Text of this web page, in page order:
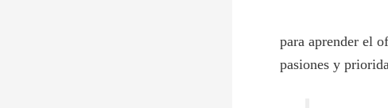
para aprender el
pasiones y